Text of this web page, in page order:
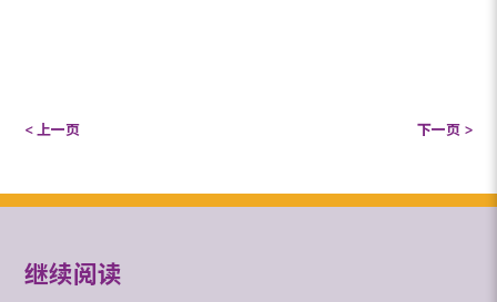
< 上一页 下一页 >
继续阅读